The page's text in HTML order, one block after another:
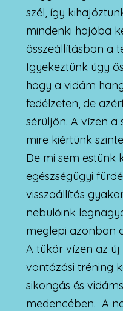
szél, így
mindenki hajóba
összeállításban a
Igyekeztünk úgy
hogy a vidám
fedélzeten, de
sérüljön. A vízen a
mire kiértünk
De mi sem estünk
egészségügyi
visszaállítás
nebulóink
meglepi azonban
A tükör vízen az
vontázási tréning
sikongás és
medencében. A